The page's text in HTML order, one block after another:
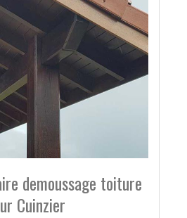
demoussage toiture
Cuinzier